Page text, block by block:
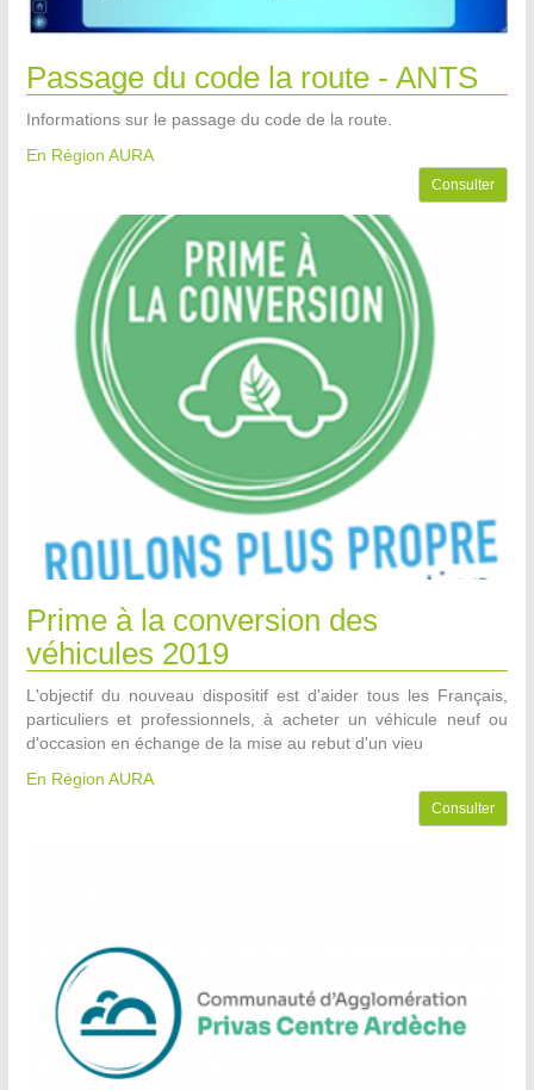
Passage du code la route - ANTS
Informations sur le passage du code de la route.
En Région AURA
Consulter
Prime à la conversion des
véhicules 2019
L'objectif du nouveau dispositif est d'aider tous les Français,
particuliers et professionnels, à acheter un véhicule neuf ou
d'occasion en échange de la mise au rebut d'un vieu
En Région AURA
Consulter